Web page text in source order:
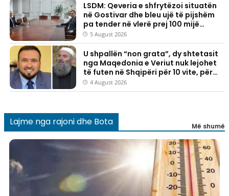
LSDM: Qeveria e shfrytëzoi situatën
në Gostivar dhe bleu ujë të pijshëm
pa tender në vlerë prej 100 mijë
eurosh
5 August 2026
U shpallën “non grata”, dy shtetasit
nga Maqedonia e Veriut nuk lejohet
të futen në Shqipëri për 10 vite, për
njërin prej tyre u lëshua edhe urdhër
dëbimi
4 August 2026
Lajme nga rajoni dhe Bota Më shumë